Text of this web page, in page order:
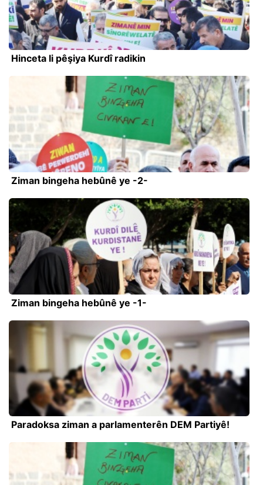
Hinceta li pêşiya Kurdî radikin
Ziman bingeha hebûnê ye -2-
Ziman bingeha hebûnê ye -1-
Paradoksa ziman a parlamenterên DEM Partiyê!